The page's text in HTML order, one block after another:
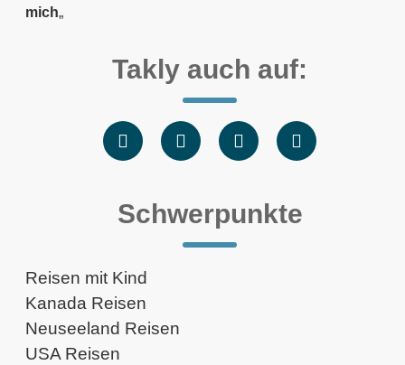
mich„
Takly auch auf:
Schwerpunkte
Reisen mit Kind
Kanada Reisen
Neuseeland Reisen
USA Reisen